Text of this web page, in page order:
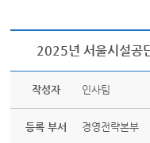
2025년 서울시설공
작성자 인사팀
등록 부서 경영전략본부